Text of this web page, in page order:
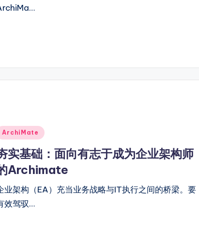
ArchiMate
实基础：面向有志于成为企业架构师
Archimate
业架构（EA）充当业务战略与IT执行之间的桥梁。要
效驾驭…